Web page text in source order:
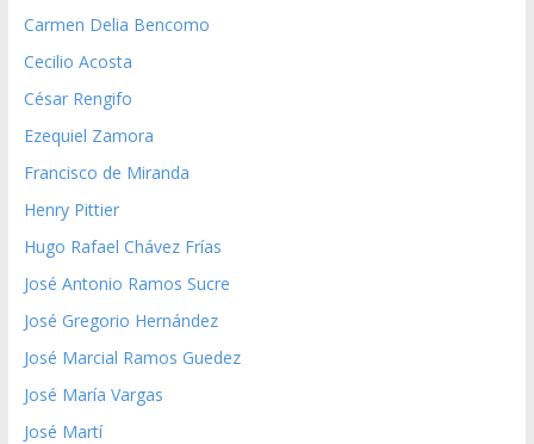
Carmen Delia Bencomo
Cecilio Acosta
César Rengifo
Ezequiel Zamora
Francisco de Miranda
Henry Pittier
Hugo Rafael Chávez Frías
José Antonio Ramos Sucre
José Gregorio Hernández
José Marcial Ramos Guedez
José María Vargas
José Martí